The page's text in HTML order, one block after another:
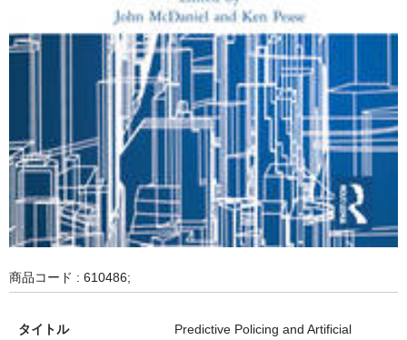
商品コード : 610486;
タイトル
Predictive Policing and Artificial